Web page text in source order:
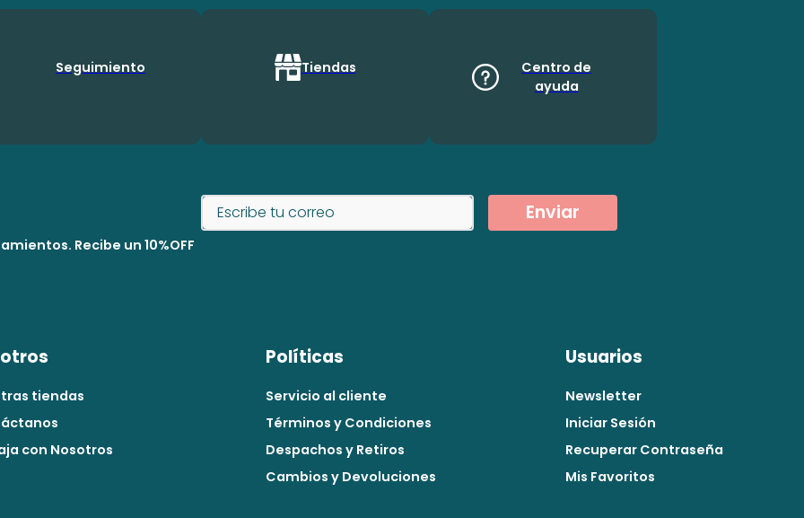
Seguimiento Tiendas
Centro de
ayuda
Recibe un 10%OFF
Enviar
tiendas
con Nosotros
Políticas
Servicio al cliente
Términos y Condiciones
Despachos y Retiros
Cambios y Devoluciones
Usuarios
Newsletter
Iniciar Sesión
Recuperar Contraseña
Mis Favoritos